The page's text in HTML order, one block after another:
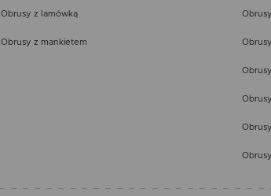
Obrusy z lamówką
Obrusy z mankietem